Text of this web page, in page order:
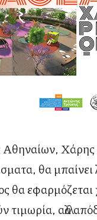
Χάρης
θα
θα εφαρμόζεται
τιμωρία, αλλά